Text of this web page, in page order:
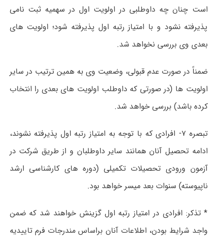
است چنان چه داوطلبی در اولویت اول در سهمیه ثبت نامی
پذیرفته نشود و با امتیاز رتبه اول پذیرفته شود؛ اولویت های
بعدی وی بررسی نخواهد شد.
ضمناً در صورت عدم قبولی، وضعیت وی به همین ترتیب در سایر
اولویت ها (در صورتی که داوطلب اولویت های بعدی را انتخاب
کرده باشد) بررسی خواهد شد.
تبصره ۷- افرادی که با توجه به امتیاز رتبه اول پذیرفته نشوند،
ادامه تحصیل آنان همانند سایر داوطلبان و از طریق شرکت در
آزمون ورودی تحصیلات تکمیلی (دوره های کارشناسی ارشد
ناپیوسته) سنوات بعد میسر خواهد بود.
* تذکر: افرادی در امتیاز رتبه اول گزینش خواهند شد که ضمن
واجد شرایط بودن، اطلاعات آنان براساس مندرجات فرم تاییدیه